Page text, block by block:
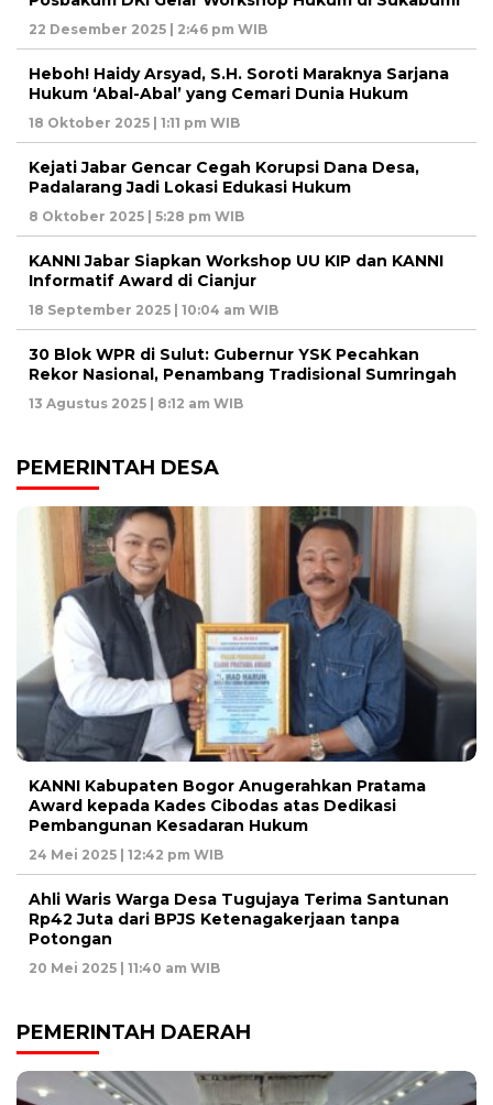
22 Desember 2025 | 2:46 pm WIB
Heboh! Haidy Arsyad, S.H. Soroti Maraknya Sarjana
Hukum ‘Abal-Abal’ yang Cemari Dunia Hukum
18 Oktober 2025 | 1:11 pm WIB
Kejati Jabar Gencar Cegah Korupsi Dana Desa,
Padalarang Jadi Lokasi Edukasi Hukum
8 Oktober 2025 | 5:28 pm WIB
KANNI Jabar Siapkan Workshop UU KIP dan KANNI
Informatif Award di Cianjur
18 September 2025 | 10:04 am WIB
30 Blok WPR di Sulut: Gubernur YSK Pecahkan
Rekor Nasional, Penambang Tradisional Sumringah
13 Agustus 2025 | 8:12 am WIB
PEMERINTAH DESA
KANNI Kabupaten Bogor Anugerahkan Pratama
Award kepada Kades Cibodas atas Dedikasi
Pembangunan Kesadaran Hukum
24 Mei 2025 | 12:42 pm WIB
Ahli Waris Warga Desa Tugujaya Terima Santunan
Rp42 Juta dari BPJS Ketenagakerjaan tanpa
Potongan
20 Mei 2025 | 11:40 am WIB
PEMERINTAH DAERAH